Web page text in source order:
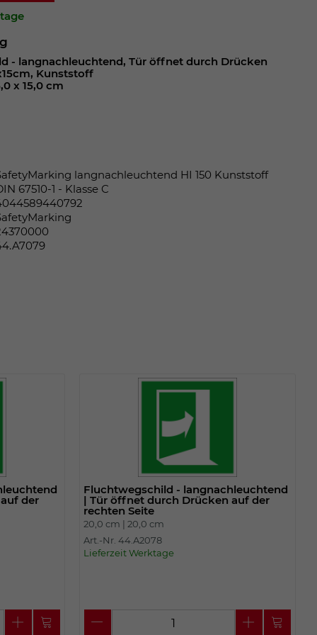
- langnachleuchtend, Tür öffnet durch Drücken
Kunststoff
x 15,0 cm
langnachleuchtend HI 150 Kunststoff
67510-1 - Klasse C
der
Fluchtwegschild - langnachleuchtend
| Tür öffnet durch Drücken auf der
rechten Seite
20,0 cm | 20,0 cm
Art.-Nr. 44.A2078
Lieferzeit Werktage